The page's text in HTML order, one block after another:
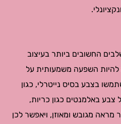
החשובים ביותר בעיצוב
להיות השפעה משמעותית על
בצבע בסיס נייטרלי, כגון
צבע באלמנטים כגון כריות,
מראה מגובש ומאוזן, ויאפשר לכן